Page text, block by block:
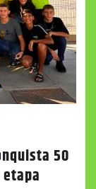
50